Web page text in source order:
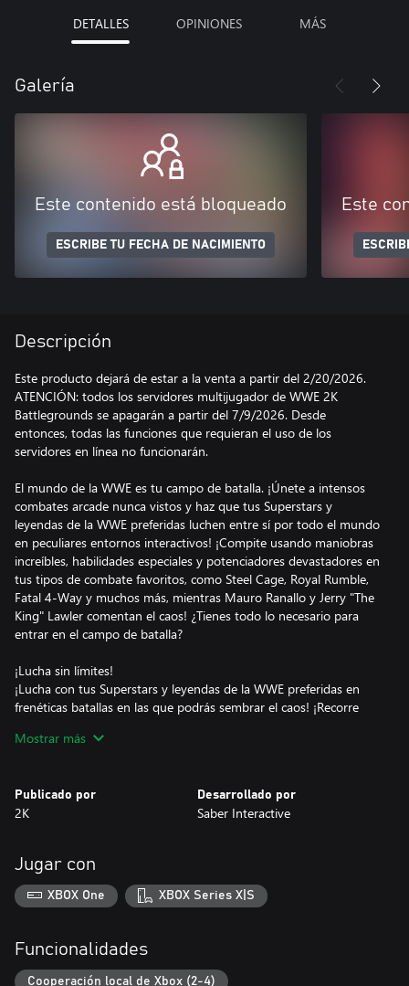
DETALLES OPINIONES MÁS
Galería
Este contenido está bloqueado
ESCRIBE TU FECHA DE NACIMIENTO
Este
Descripción
Este producto dejará de estar a la venta a partir del 2/20/2026.
ATENCIÓN: todos los servidores multijugador de WWE 2K
Battlegrounds se apagarán a partir del 7/9/2026. Desde
entonces, todas las funciones que requieran el uso de los
servidores en línea no funcionarán.
El mundo de la WWE es tu campo de batalla. ¡Únete a intensos
combates arcade nunca vistos y haz que tus Superstars y
leyendas de la WWE preferidas luchen entre sí por todo el mundo
en peculiares entornos interactivos! ¡Compite usando maniobras
increíbles, habilidades especiales y potenciadores devastadores en
tus tipos de combate favoritos, como Steel Cage, Royal Rumble,
Fatal 4-Way y muchos más, mientras Mauro Ranallo y Jerry "The
King" Lawler comentan el caos! ¿Tienes todo lo necesario para
entrar en el campo de batalla?
¡Lucha sin límites!
¡Lucha con tus Superstars y leyendas de la WWE preferidas en
frenéticas batallas en las que podrás sembrar el caos! ¡Recorre
tus habilidades para acabar con tu rival!
Juega a un nuevo modo historia contado a través de un cómic
junto a Paul Heyman y Stone Cold Steve Austin, y ayuda a
de la WWE para poner a prueba tus agallas y demostrar tus
habilidades mientras desbloqueas nuevos personajes y
Battlegrounds.
¡Es tu Battleground!
de personalización mientras creas, personalizas y editas tus
Mostrar más
Publicado por
2K
Desarrollado por
Saber Interactive
Jugar con
XBOX One XBOX Series X|S
Funcionalidades
Cooperación local de Xbox (2-4)